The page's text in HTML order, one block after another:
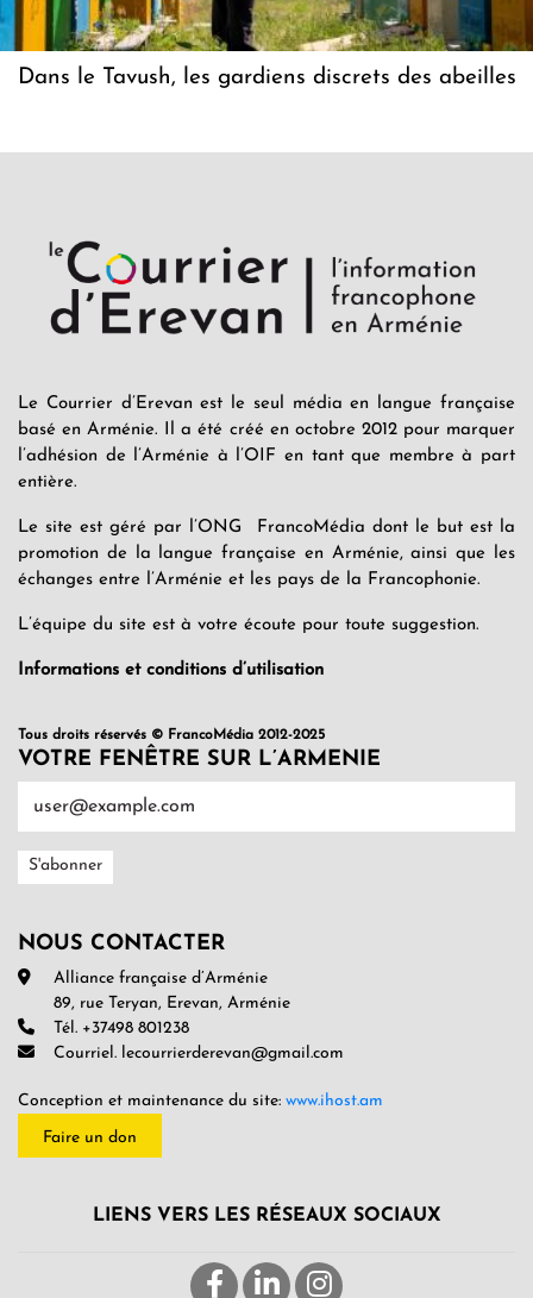
Dans le Tavush, les gardiens discrets des abeilles
Le Courrier d’Erevan est le seul média en langue française
basé en Arménie. Il a été créé en octobre 2012 pour marquer
l’adhésion de l’Arménie à l’OIF en tant que membre à part
entière.
Le site est géré par l’ONG FrancoMédia dont le but est la
promotion de la langue française en Arménie, ainsi que les
échanges entre l’Arménie et les pays de la Francophonie.
L’équipe du site est à votre écoute pour toute suggestion.
Informations et conditions d’utilisation
Tous droits réservés © FrancoMédia 2012-2025
VOTRE FENÊTRE SUR L’ARMENIE
NOUS CONTACTER
Alliance française d’Arménie
89, rue Teryan, Erevan, Arménie
Tél. +37498 801238
Courriel. lecourrierderevan@gmail.com
Conception et maintenance du site: www.ihost.am
Faire un don
LIENS VERS LES RÉSEAUX SOCIAUX